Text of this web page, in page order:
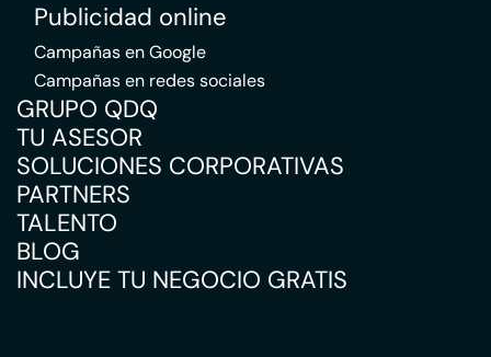
Publicidad online
Campañas en Google
Campañas en redes sociales
GRUPO QDQ
TU ASESOR
SOLUCIONES CORPORATIVAS
PARTNERS
TALENTO
BLOG
INCLUYE TU NEGOCIO GRATIS